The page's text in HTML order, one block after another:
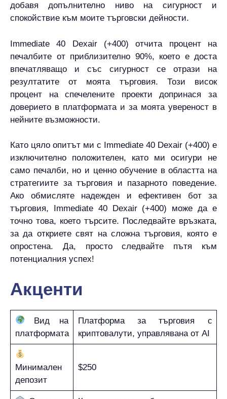
добавя допълнително ниво на сигурност и
спокойствие към моите търговски дейности.
Immediate 40 Dexair (+400) отчита процент на
печалбите от приблизително 90%, което е доста
впечатляващо и със сигурност се отрази на
резултатите от моята търговия. Този висок
процент на спечелените проекти допринася за
доверието в платформата и за моята увереност в
нейните възможности.
Като цяло опитът ми с Immediate 40 Dexair (+400) е
изключително положителен, като ми осигури не
само печалби, но и ценно обучение в областта на
стратегиите за търговия и пазарното поведение.
Ако обмисляте надежден и ефективен бот за
търговия, Immediate 40 Dexair (+400) може да е
точно това, което търсите. Последвайте връзката,
за да откриете свят на сложна търговия, която е
опростена. Да, просто следвайте пътя към
потенциалния успех!
Акценти
Вид на
платформата
Платформа за търговия с
криптовалути, управлявана от AI
Минимален
депозит
$250